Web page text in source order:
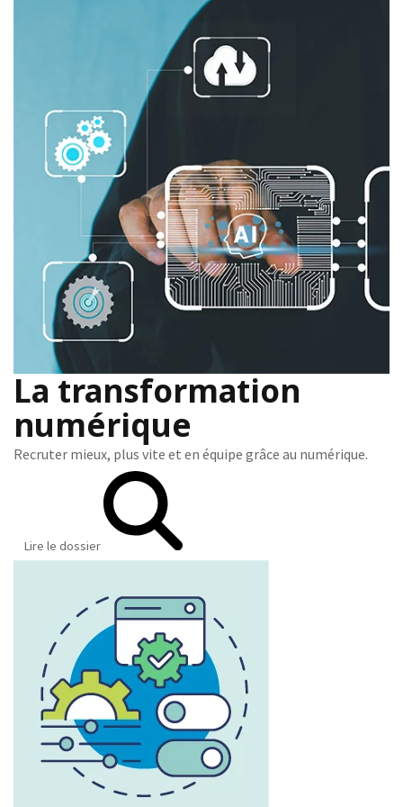
La transformation
numérique
Recruter mieux, plus vite et en équipe grâce au numérique.
Lire le dossier